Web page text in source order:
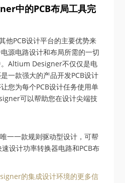
中的PCB布局工具完
PCB设计平台的主要优势来
源电路设计和布局所需的一切
Altium Designer不仅仅是电
一款强大的产品开发PCB设计
您为每个PCB设计任务使用单
可以帮助您在设计尖端技
一一款规则驱动型设计，可帮
设计功率转换器电路和PCB布
的集成设计环境的更多信